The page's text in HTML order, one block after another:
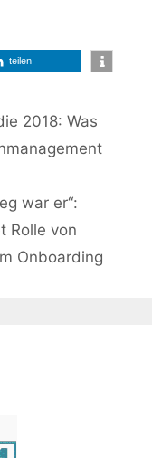
teilen
2018: Was
war er“:
Rolle von
Onboarding